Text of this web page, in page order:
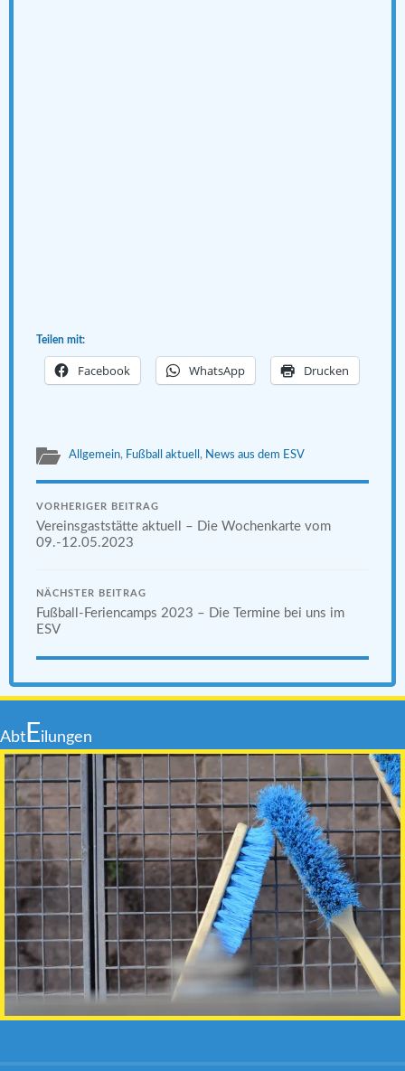
Teilen mit:
Facebook WhatsApp Drucken
Allgemein, Fußball aktuell , News aus dem ESV
VORHERIGER BEITRAG
Vereinsgaststätte aktuell – Die Wochenkarte vom
09.-12.05.2023
NÄCHSTER BEITRAG
Fußball-Feriencamps 2023 – Die Termine bei uns im
ESV
Abt Eilungen